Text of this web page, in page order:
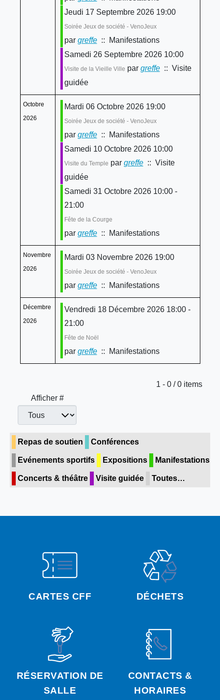
CARTES CFF DÉCHETS
RÉSERVATION DE
SALLE
CONTACTS &
HORAIRES
Jeudi 17 Septembre 2026 19:00
Soirée Jeux de société - VenoJeux
par greffe:: Manifestations
Samedi 26 Septembre 2026 10:00
Visite de la Vieille Ville par greffe:: Visite
guidée
Octobre
2026
Mardi 06 Octobre 2026 19:00
Soirée Jeux de société - VenoJeux
par greffe:: Manifestations
Samedi 10 Octobre 2026 10:00
Visite du Temple par greffe:: Visite
guidée
Samedi 31 Octobre 2026 10:00 -
21:00
Fête de la Courge
par greffe:: Manifestations
Novembre
2026
Mardi 03 Novembre 2026 19:00
Soirée Jeux de société - VenoJeux
par greffe:: Manifestations
Décembre
2026
Vendredi 18 Décembre 2026 18:00 -
21:00
Fête de Noël
par greffe:: Manifestations
Limite de la pagination
1 - 0 / 0 items
Afficher #
Repas de soutien Conférences
Evénements sportifs Expositions Manifestations
Concerts & théâtre Visite guidée Toutes…